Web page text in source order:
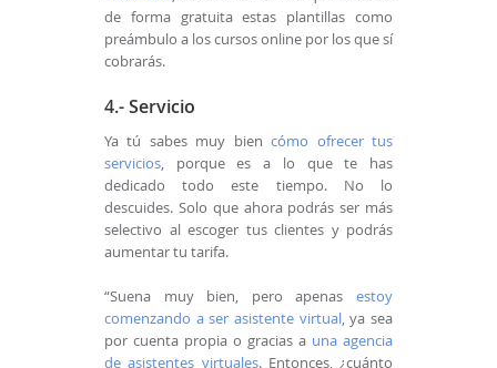
de forma gratuita estas plantillas como
preámbulo a los cursos online por los que sí
cobrarás.
4.- Servicio
Ya tú sabes muy biencómo ofrecer tus
servicios, porque es a lo que te has
dedicado todo este tiempo. No lo
descuides. Solo que ahora podrás ser más
selectivo al escoger tus clientes y podrás
aumentar tu tarifa.
“Suena muy bien, pero apenas estoy
comenzando a ser asistente virtual, ya sea
por cuenta propia o gracias a una agencia
de asistentes virtuales. Entonces, ¿cuánto